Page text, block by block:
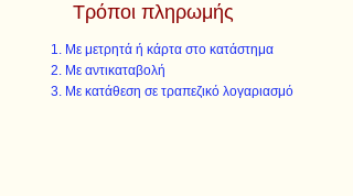
Τρόποι πληρωμής
Με μετρητά ή κάρτα στο κατάστημα
Με αντικαταβολή
Με κατάθεση σε τραπεζικό λογαριασμό